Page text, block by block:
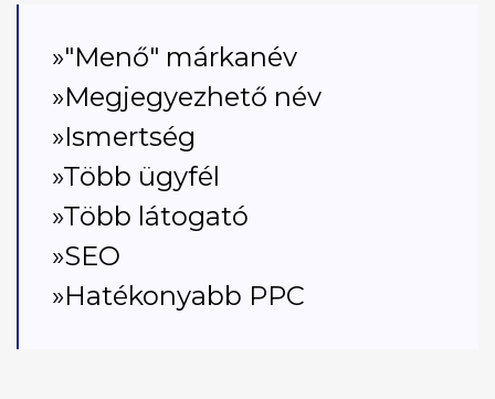
»"Menő" márkanév
»Megjegyezhető név
»Ismertség
»Több ügyfél
»Több látogató
»SEO
»Hatékonyabb PPC